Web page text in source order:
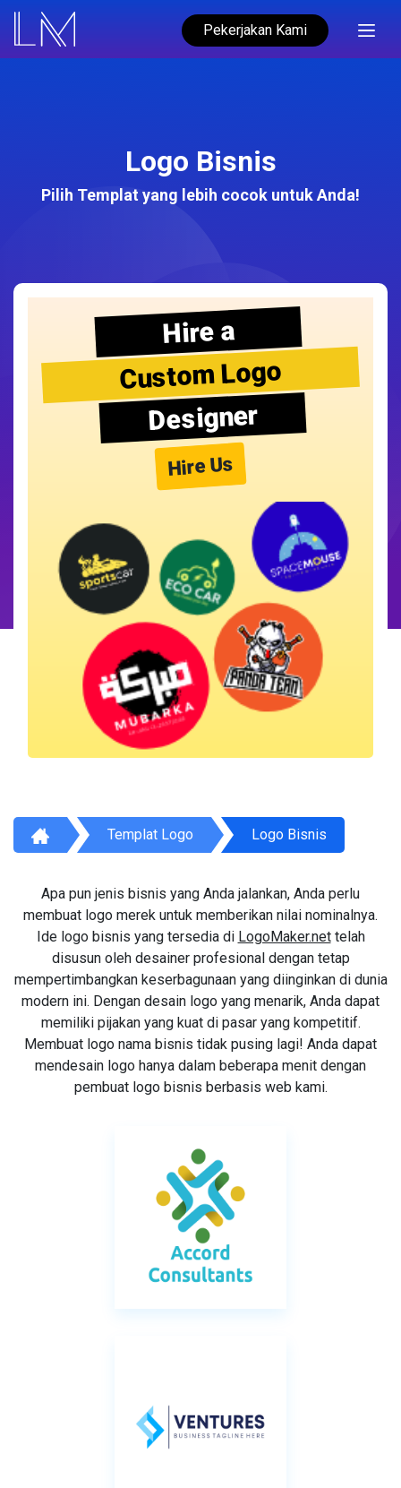
Pekerjakan Kami
Logo Bisnis
Pilih Templat yang lebih cocok untuk Anda!
Hire a
Custom Logo
Designer
Hire Us
Templat Logo Logo Bisnis
Apa pun jenis bisnis yang Anda jalankan, Anda perlu
membuat logo merek untuk memberikan nilai nominalnya.
Ide logo bisnis yang tersedia di LogoMaker.nettelah
disusun oleh desainer profesional dengan tetap
mempertimbangkan keserbagunaan yang diinginkan di dunia
modern ini. Dengan desain logo yang menarik, Anda dapat
memiliki pijakan yang kuat di pasar yang kompetitif.
Membuat logo nama bisnis tidak pusing lagi! Anda dapat
mendesain logo hanya dalam beberapa menit dengan
pembuat logo bisnis berbasis web kami.